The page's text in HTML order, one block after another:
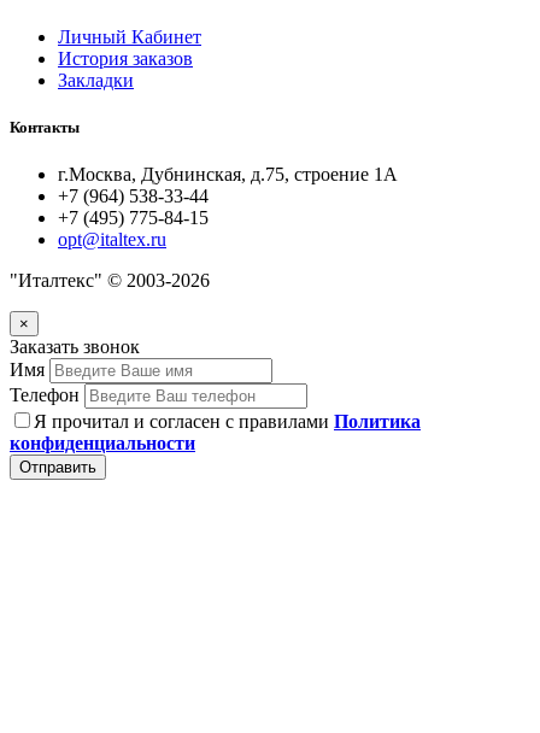
Личный Кабинет
История заказов
Закладки
Контакты
г.Москва, Дубнинская, д.75, строение 1А
+7 (964) 538-33-44
+7 (495) 775-84-15
opt@italtex.ru
"Италтекс" © 2003-2026
×
Заказать звонок
Имя
Телефон
Я прочитал и согласен с правилами Политика
конфиденциальности
Отправить